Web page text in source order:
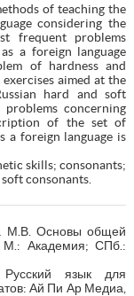
of teaching the
considering the
frequent problems
a foreign language
of hardness and
aimed at the
hard and soft
concerning
of the set of
a foreign language is
skills; consonants;
consonants.
М.В. Основы общей
М.: Академия; СПб.:
язык для
Ай Пи Ар Медиа,